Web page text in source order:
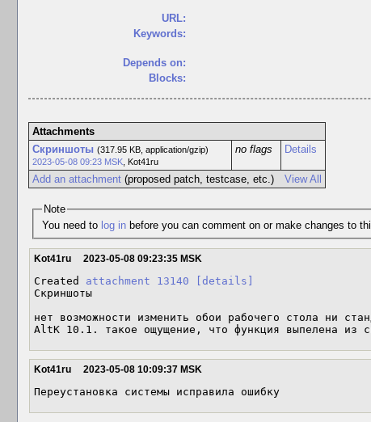
URL:
Keywords:
Depends on:
Blocks:
Attachments
Скриншоты (317.95 KB, application/gzip)
2023-05-08 09:23 MSK, Kot41ru
no flags Details
View All
Add an attachment(proposed patch, testcase, etc.)
Note
You need to log in before you can comment on or make changes to
Kot41ru 2023-05-08 09:23:35 MSK
Created attachment 13140
[details]
Скриншоты
нет возможности изменить обои рабочего стола ни
AltK 10.1. такое ощущение, что функция выпелена из
Kot41ru 2023-05-08 10:09:37 MSK
Переустановка системы исправила ошибку